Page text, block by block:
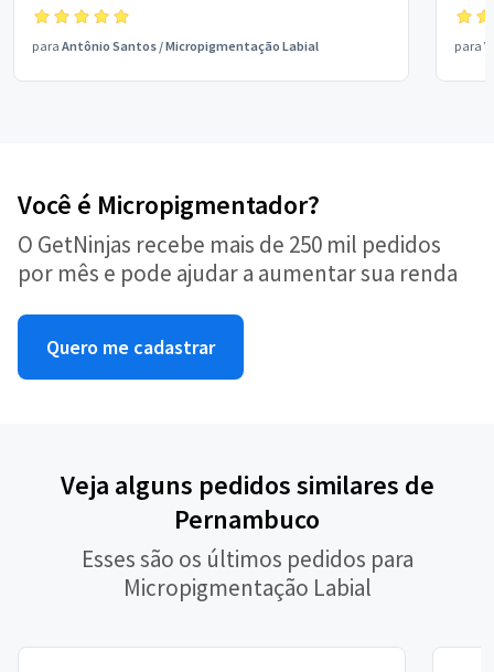
para Antônio Santos /Micropigmentação Labial para
Você é Micropigmentador?
O GetNinjas recebe mais de 250 mil pedidos
por mês e pode ajudar a aumentar sua renda
Quero me cadastrar
Veja alguns pedidos similares de
Pernambuco
Esses são os últimos pedidos para
Micropigmentação Labial